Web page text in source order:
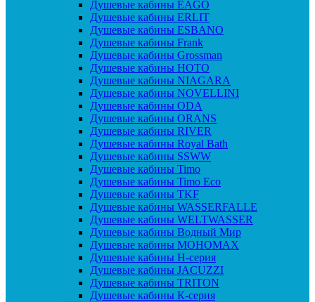
Душевые кабины EAGO
Душевые кабины ERLIT
Душевые кабины ESBANO
Душевые кабины Frank
Душевые кабины Grossman
Душевые кабины HOTO
Душевые кабины NIAGARA
Душевые кабины NOVELLINI
Душевые кабины ODA
Душевые кабины ORANS
Душевые кабины RIVER
Душевые кабины Royal Bath
Душевые кабины SSWW
Душевые кабины Timo
Душевые кабины Timo Eco
Душевые кабины TKF
Душевые кабины WASSERFALLE
Душевые кабины WELTWASSER
Душевые кабины Водный Мир
Душевые кабины МОНОМАХ
Душевые кабины H-серия
Душевые кабины JACUZZI
Душевые кабины TRITON
Душевые кабины К-серия